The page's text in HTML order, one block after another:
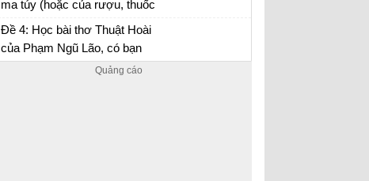
ma túy (hoặc của rượu, thuốc
lá…) đối với đời sống con
người.
Đề 4: Học bài thơ Thuật Hoài
của Phạm Ngũ Lão, có bạn
cho rằng: Sự hổ thẹn của tác